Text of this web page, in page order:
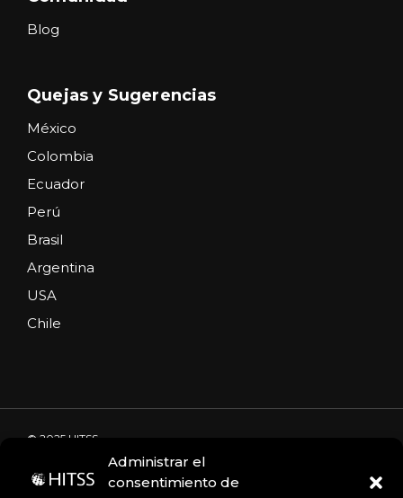
Administrar el
consentimiento de
Blog
Quejas y Sugerencias
México
Colombia
Ecuador
Perú
Brasil
Argentina
USA
Chile
© 2025 HITSS